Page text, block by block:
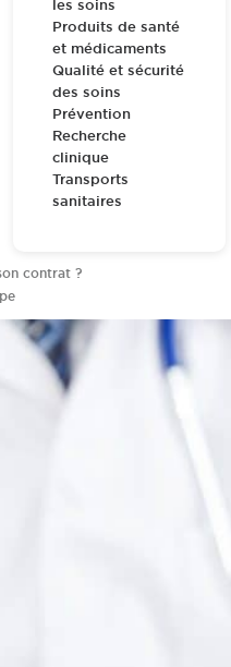
les soins
Produits de santé
et médicaments
Qualité et sécurité
des soins
Prévention
Recherche
clinique
Transports
sanitaires
contrat ?